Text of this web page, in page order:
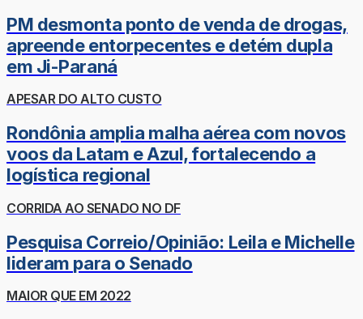
PM desmonta ponto de venda de drogas,
apreende entorpecentes e detém dupla
em Ji-Paraná
APESAR DO ALTO CUSTO
Rondônia amplia malha aérea com novos
voos da Latam e Azul, fortalecendo a
logística regional
CORRIDA AO SENADO NO DF
Pesquisa Correio/Opinião: Leila e Michelle
lideram para o Senado
MAIOR QUE EM 2022